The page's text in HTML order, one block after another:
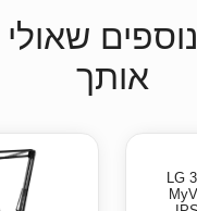
שאולי
אותך